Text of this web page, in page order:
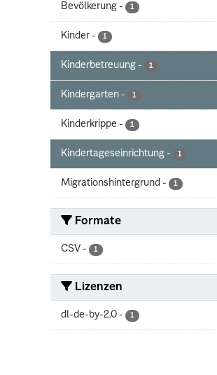
Bevölkerung - 1
Kinder - 1
Kinderbetreuung - 1
Kindergarten - 1
Kinderkrippe - 1
Kindertageseinrichtung - 1
Migrationshintergrund - 1
Formate
CSV - 1
Lizenzen
dl-de-by-2.0 - 1